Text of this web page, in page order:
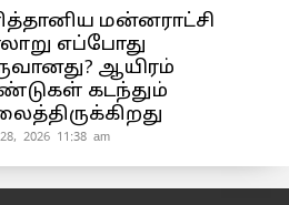
மன்னராட்சி
எப்போது
ஆயிரம்
கடந்தும்
2026 11:38 am